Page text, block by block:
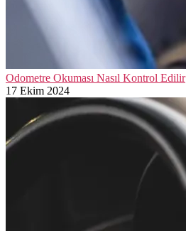
Odometre Okuması Nasıl Kontrol Edilir
17 Ekim 2024